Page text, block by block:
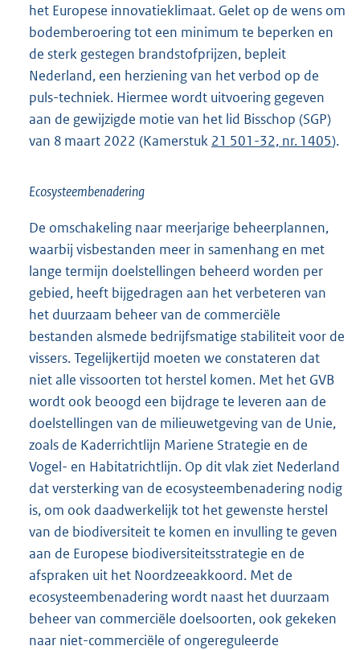
het Europese innovatieklimaat. Gelet op de wens om
bodemberoering tot een minimum te beperken en
de sterk gestegen brandstofprijzen, bepleit
Nederland, een herziening van het verbod op de
puls-techniek. Hiermee wordt uitvoering gegeven
aan de gewijzigde motie van het lid Bisschop (SGP)
van 8 maart 2022 (Kamerstuk 21 501-32, nr. 1405).
Ecosysteembenadering
De omschakeling naar meerjarige beheerplannen,
waarbij visbestanden meer in samenhang en met
lange termijn doelstellingen beheerd worden per
gebied, heeft bijgedragen aan het verbeteren van
het duurzaam beheer van de commerciële
bestanden alsmede bedrijfsmatige stabiliteit voor de
vissers. Tegelijkertijd moeten we constateren dat
niet alle vissoorten tot herstel komen. Met het GVB
wordt ook beoogd een bijdrage te leveren aan de
doelstellingen van de milieuwetgeving van de Unie,
zoals de Kaderrichtlijn Mariene Strategie en de
Vogel- en Habitatrichtlijn. Op dit vlak ziet Nederland
dat versterking van de ecosysteembenadering nodig
is, om ook daadwerkelijk tot het gewenste herstel
van de biodiversiteit te komen en invulling te geven
aan de Europese biodiversiteitsstrategie en de
afspraken uit het Noordzeeakkoord. Met de
ecosysteembenadering wordt naast het duurzaam
beheer van commerciële doelsoorten, ook gekeken
naar niet-commerciële of ongereguleerde